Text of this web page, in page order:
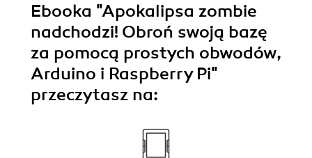
Ebooka "Apokalipsa zombie
nadchodzi! Obroń swoją bazę
za pomocą prostych obwodów,
Arduino i Raspberry Pi"
przeczytasz na: